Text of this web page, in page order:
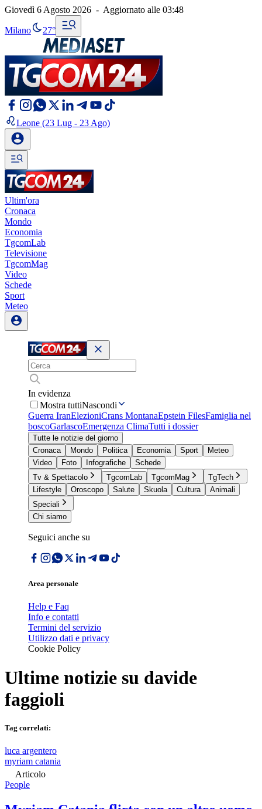
Giovedì 6 Agosto 2026 - Aggiornato alle 03:48
Milano 27°
Leone (23 Lug - 23 Ago)
Ultim'ora
Cronaca
Mondo
Economia
TgcomLab
Televisione
TgcomMag
Video
Schede
Sport
Meteo
In evidenza
Mostra tuttiNascondi
Guerra IranElezioniCrans MontanaEpstein FilesFamiglia nel
boscoGarlascoEmergenza ClimaTutti i dossier
Tutte le notizie del giorno
Cronaca
Mondo Politica Economia Sport
Meteo
Video
Foto Infografiche
Schede
Tv & Spettacolo
TgcomLab TgcomMag
TgTech
Lifestyle
Oroscopo Salute Skuola Cultura
Animali
Speciali
Chi siamo
Seguici anche su
Area personale
Help e Faq
Info e contatti
Termini del servizio
Utilizzo dati e privacy
Cookie Policy
Ultime notizie su davide
faggioli
Tag correlati:
luca argentero
myriam catania
Articolo
People